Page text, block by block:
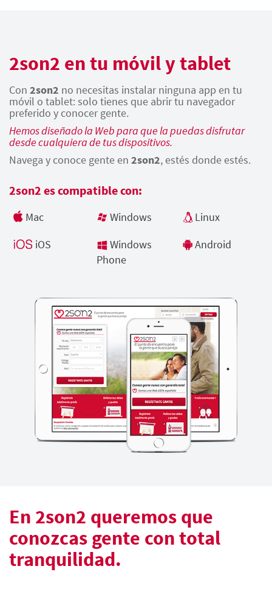
2son2 en tu móvil y tablet
Con 2son2 no necesitas instalar ninguna app en tu
móvil o tablet: solo tienes que abrir tu navegador
preferido y conocer gente.
Hemos diseñado la Web para que la puedas disfrutar
desde cualquiera de tus dispositivos.
Navega y conoce gente en 2son2, estés donde estés.
2son2 es compatible con:
Mac Windows
Linux
iOS
Windows
Phone
Android
En 2son2 queremos que
conozcas gente con total
tranquilidad.